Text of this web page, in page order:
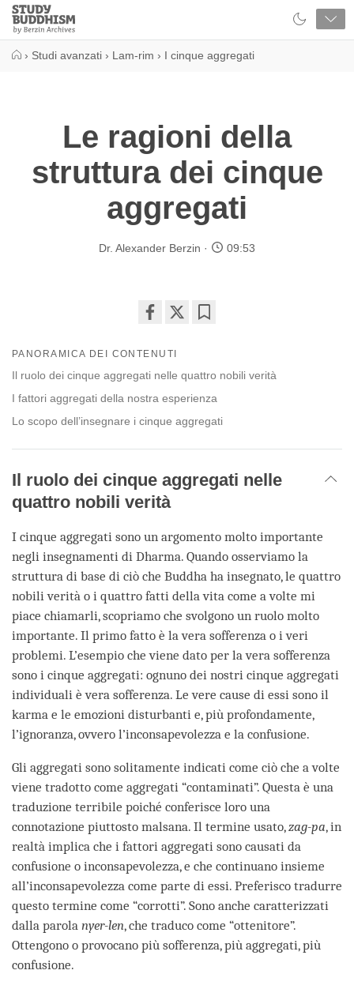
Close
Study
Buddhism
› Studi avanzati › Lam-rim › I cinque aggregati
Le ragioni della
struttura dei cinque
aggregati
Dr. Alexander Berzin 09:53
on
facebook
PANORAMICA DEI CONTENUTI
Il ruolo dei cinque aggregati nelle quattro nobili verità
I fattori aggregati della nostra esperienza
Lo scopo dell’insegnare i cinque aggregati
Il ruolo dei cinque aggregati nelle
quattro nobili verità
I cinque aggregati sono un argomento molto importante
negli insegnamenti di Dharma. Quando osserviamo la
struttura di base di ciò che Buddha ha insegnato, le quattro
nobili verità o i quattro fatti della vita come a volte mi
piace chiamarli, scopriamo che svolgono un ruolo molto
importante. Il primo fatto è la vera sofferenza o i veri
problemi. L’esempio che viene dato per la vera sofferenza
sono i cinque aggregati: ognuno dei nostri cinque aggregati
individuali è vera sofferenza. Le vere cause di essi sono il
karma e le emozioni disturbanti e, più profondamente,
l’ignoranza, ovvero l’inconsapevolezza e la confusione.
Gli aggregati sono solitamente indicati come ciò che a volte
viene tradotto come aggregati “contaminati”. Questa è una
traduzione terribile poiché conferisce loro una
connotazione piuttosto malsana. Il termine usato,zag-pa, in
realtà implica che i fattori aggregati sono causati da
confusione o inconsapevolezza, e che continuano insieme
all’inconsapevolezza come parte di essi. Preferisco tradurre
questo termine come “corrotti”. Sono anche caratterizzati
dalla parola nyer-len, che traduco come “ottenitore”.
Ottengono o provocano più sofferenza, più aggregati, più
confusione.